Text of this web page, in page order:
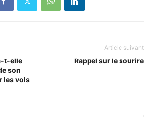
t-elle
son
les vols
Article suivant
Rappel sur le sourire